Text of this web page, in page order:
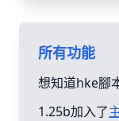
所有功能
想知道hke腳
1.25b加入了